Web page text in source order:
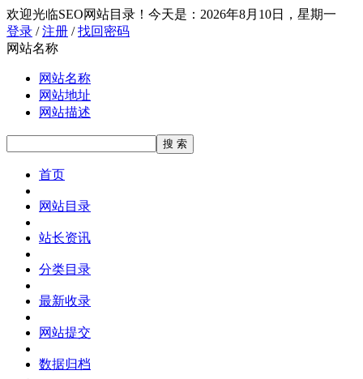
欢迎光临SEO网站目录！ 今天是：2026年8月10日，星期一
登录 /注册 /找回密码
网站名称
网站名称
网站地址
网站描述
首页
网站目录
站长资讯
分类目录
最新收录
网站提交
数据归档